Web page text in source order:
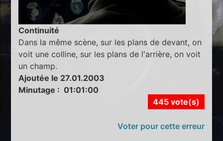
Continuité
Dans la même scène, sur les plans de devant, on
voit une colline, sur les plans de l'arrière, on voit
un champ.
Ajoutée le 27.01.2003
Minutage : 01:01:00
445 vote(s)
Voter pour cette erreur